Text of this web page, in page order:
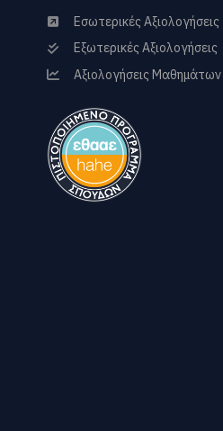
Εσωτερικές Αξιολογήσεις
Εξωτερικές Αξιολογήσεις
Αξιολογήσεις Μαθημάτων